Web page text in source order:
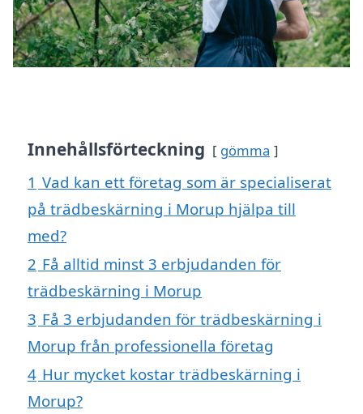
Innehållsförteckning gömma
1 Vad kan ett företag som är specialiserat
på trädbeskärning i Morup hjälpa till
med?
2 Få alltid minst 3 erbjudanden för
trädbeskärning i Morup
3 Få 3 erbjudanden för trädbeskärning i
Morup från professionella företag
4 Hur mycket kostar trädbeskärning i
Morup?